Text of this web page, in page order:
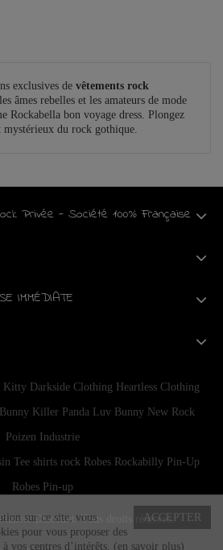
exclusives de vêtements rock
âmes rebelles et les amateurs de mode
Rockabella bon voyage dress. Plongez
mystérieux du rock gothique.
Privée - Société 100% Française
IMMÉDIATE
Kitty Darkside Clothing Heartless Clothing
Killer Panda Luv Bunny New Rock
Poizen Industrie
Tee shirts rock Robes Rockabilly Pin-Up
Robes Pin-up
Discount . Tous droits réservés.ACCEPTER
sur ce site, vous
pour vous proposer des
vos centres d’intérêts. (en savoir plus)